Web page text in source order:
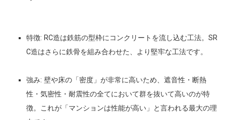
特徴: RC造は鉄筋の型枠にコンクリートを流し込む工法。SR
C造はさらに鉄骨を組み合わせた、より堅牢な工法です。
強み: 壁や床の「密度」が非常に高いため、遮音性・断熱
性・気密性・耐震性の全てにおいて群を抜いて高いのが特
徴。これが「マンションは性能が高い」と言われる最大の理